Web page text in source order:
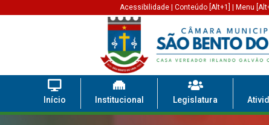
Acessibilidade| Conteúdo [Alt+1] Menu
Início Institucional Legislatura